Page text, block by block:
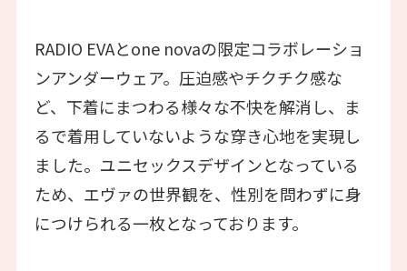
RADIO EVAとone novaの限定コラボレーショ
ンアンダーウェア。圧迫感やチクチク感な
ど、下着にまつわる様々な不快を解消し、ま
るで着用していないような穿き心地を実現し
ました。ユニセックスデザインとなっている
ため、エヴァの世界観を、性別を問わずに身
につけられる一枚となっております。